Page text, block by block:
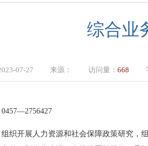
综合业
07-27 来源： 访问量：668
0457—2756427
组织开展人力资源和社会保障政策研究，